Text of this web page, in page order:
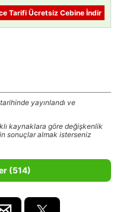
Tarifi Ücretsiz Cebine İndir
yayınlandı ve
kaynaklara göre değişkenlik
sonuçlar almak isterseniz
(514)